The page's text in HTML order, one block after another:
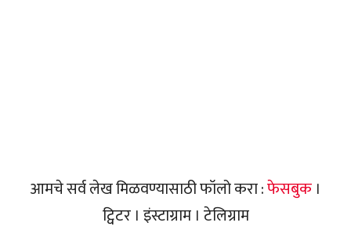
आमचे सर्व लेख मिळवण्यासाठी फॉलो करा :फेसबुक ।
ट्विटर । इंस्टाग्राम । टेलिग्राम